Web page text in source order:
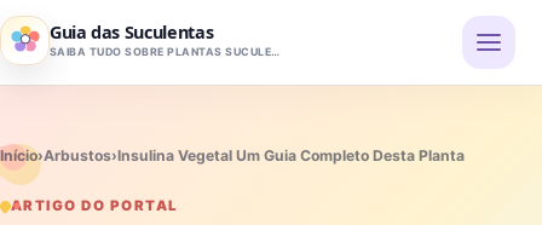
Pular para o conteúdo
Guia das Suculentas
SAIBA TUDO SOBRE PLANTAS SUCULENTAS
Início›Arbustos›Insulina Vegetal Um Guia Completo Desta Planta
ARTIGO DO PORTAL